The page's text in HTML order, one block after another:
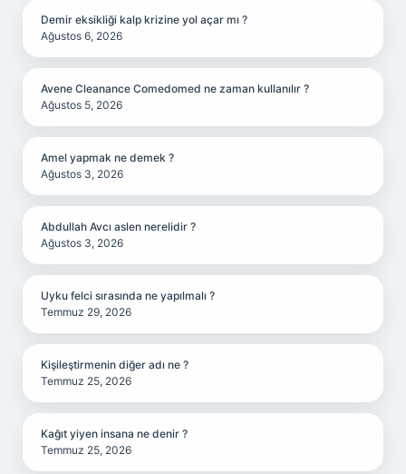
Demir eksikliği kalp krizine yol açar mı ?
Ağustos 6, 2026
Avene Cleanance Comedomed ne zaman kullanılır ?
Ağustos 5, 2026
Amel yapmak ne demek ?
Ağustos 3, 2026
Abdullah Avcı aslen nerelidir ?
Ağustos 3, 2026
Uyku felci sırasında ne yapılmalı ?
Temmuz 29, 2026
Kişileştirmenin diğer adı ne ?
Temmuz 25, 2026
Kağıt yiyen insana ne denir ?
Temmuz 25, 2026